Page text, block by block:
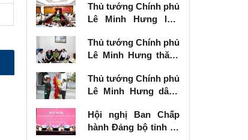
Thủ tướng Chính phủ
Lê Minh Hưng làm
vụ Tỉnh ủy Lạng Sơn
Thủ tướng Chính phủ
Lê Minh Hưng thăm,
binh tại Lạng Sơn
Thủ tướng Chính phủ
Lê Minh Hưng dâng
các Anh hùng liệt sĩ
tại Lạng Sơn
Hội nghị Ban Chấp
hành Đảng bộ tỉnh kỳ